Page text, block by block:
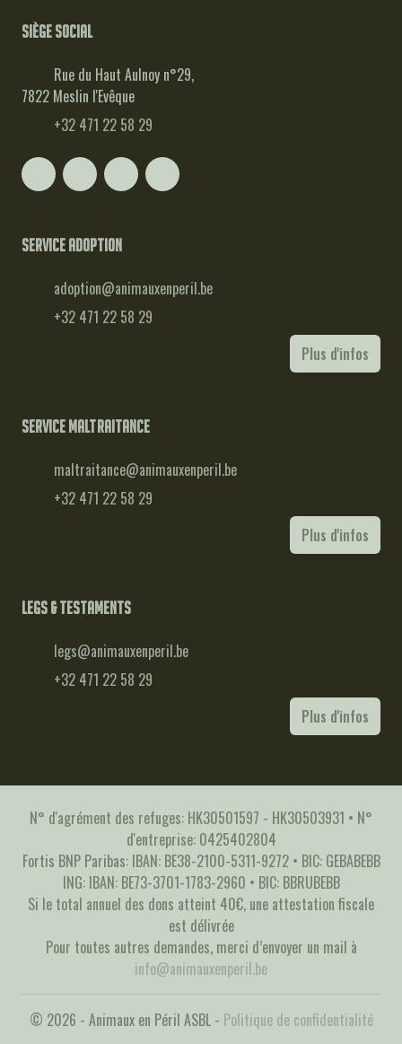
Siège social
Rue du Haut Aulnoy n°29,
7822 Meslin l'Evêque
+32 471 22 58 29
Service adoption
adoption@animauxenperil.be
+32 471 22 58 29
Plus d'infos
Service maltraitance
maltraitance@animauxenperil.be
+32 471 22 58 29
Plus d'infos
Legs & testaments
legs@animauxenperil.be
+32 471 22 58 29
Plus d'infos
N° d'agrément des refuges: HK30501597 - HK30503931 • N°
d'entreprise: 0425402804
Fortis BNP Paribas: IBAN: BE38-2100-5311-9272 • BIC: GEBABEBB
ING: IBAN: BE73-3701-1783-2960 • BIC: BBRUBEBB
Si le total annuel des dons atteint 40€, une attestation fiscale
est délivrée
Pour toutes autres demandes, merci d’envoyer un mail à
info@animauxenperil.be
© 2026 - Animaux en Péril ASBL - Politique de confidentialité